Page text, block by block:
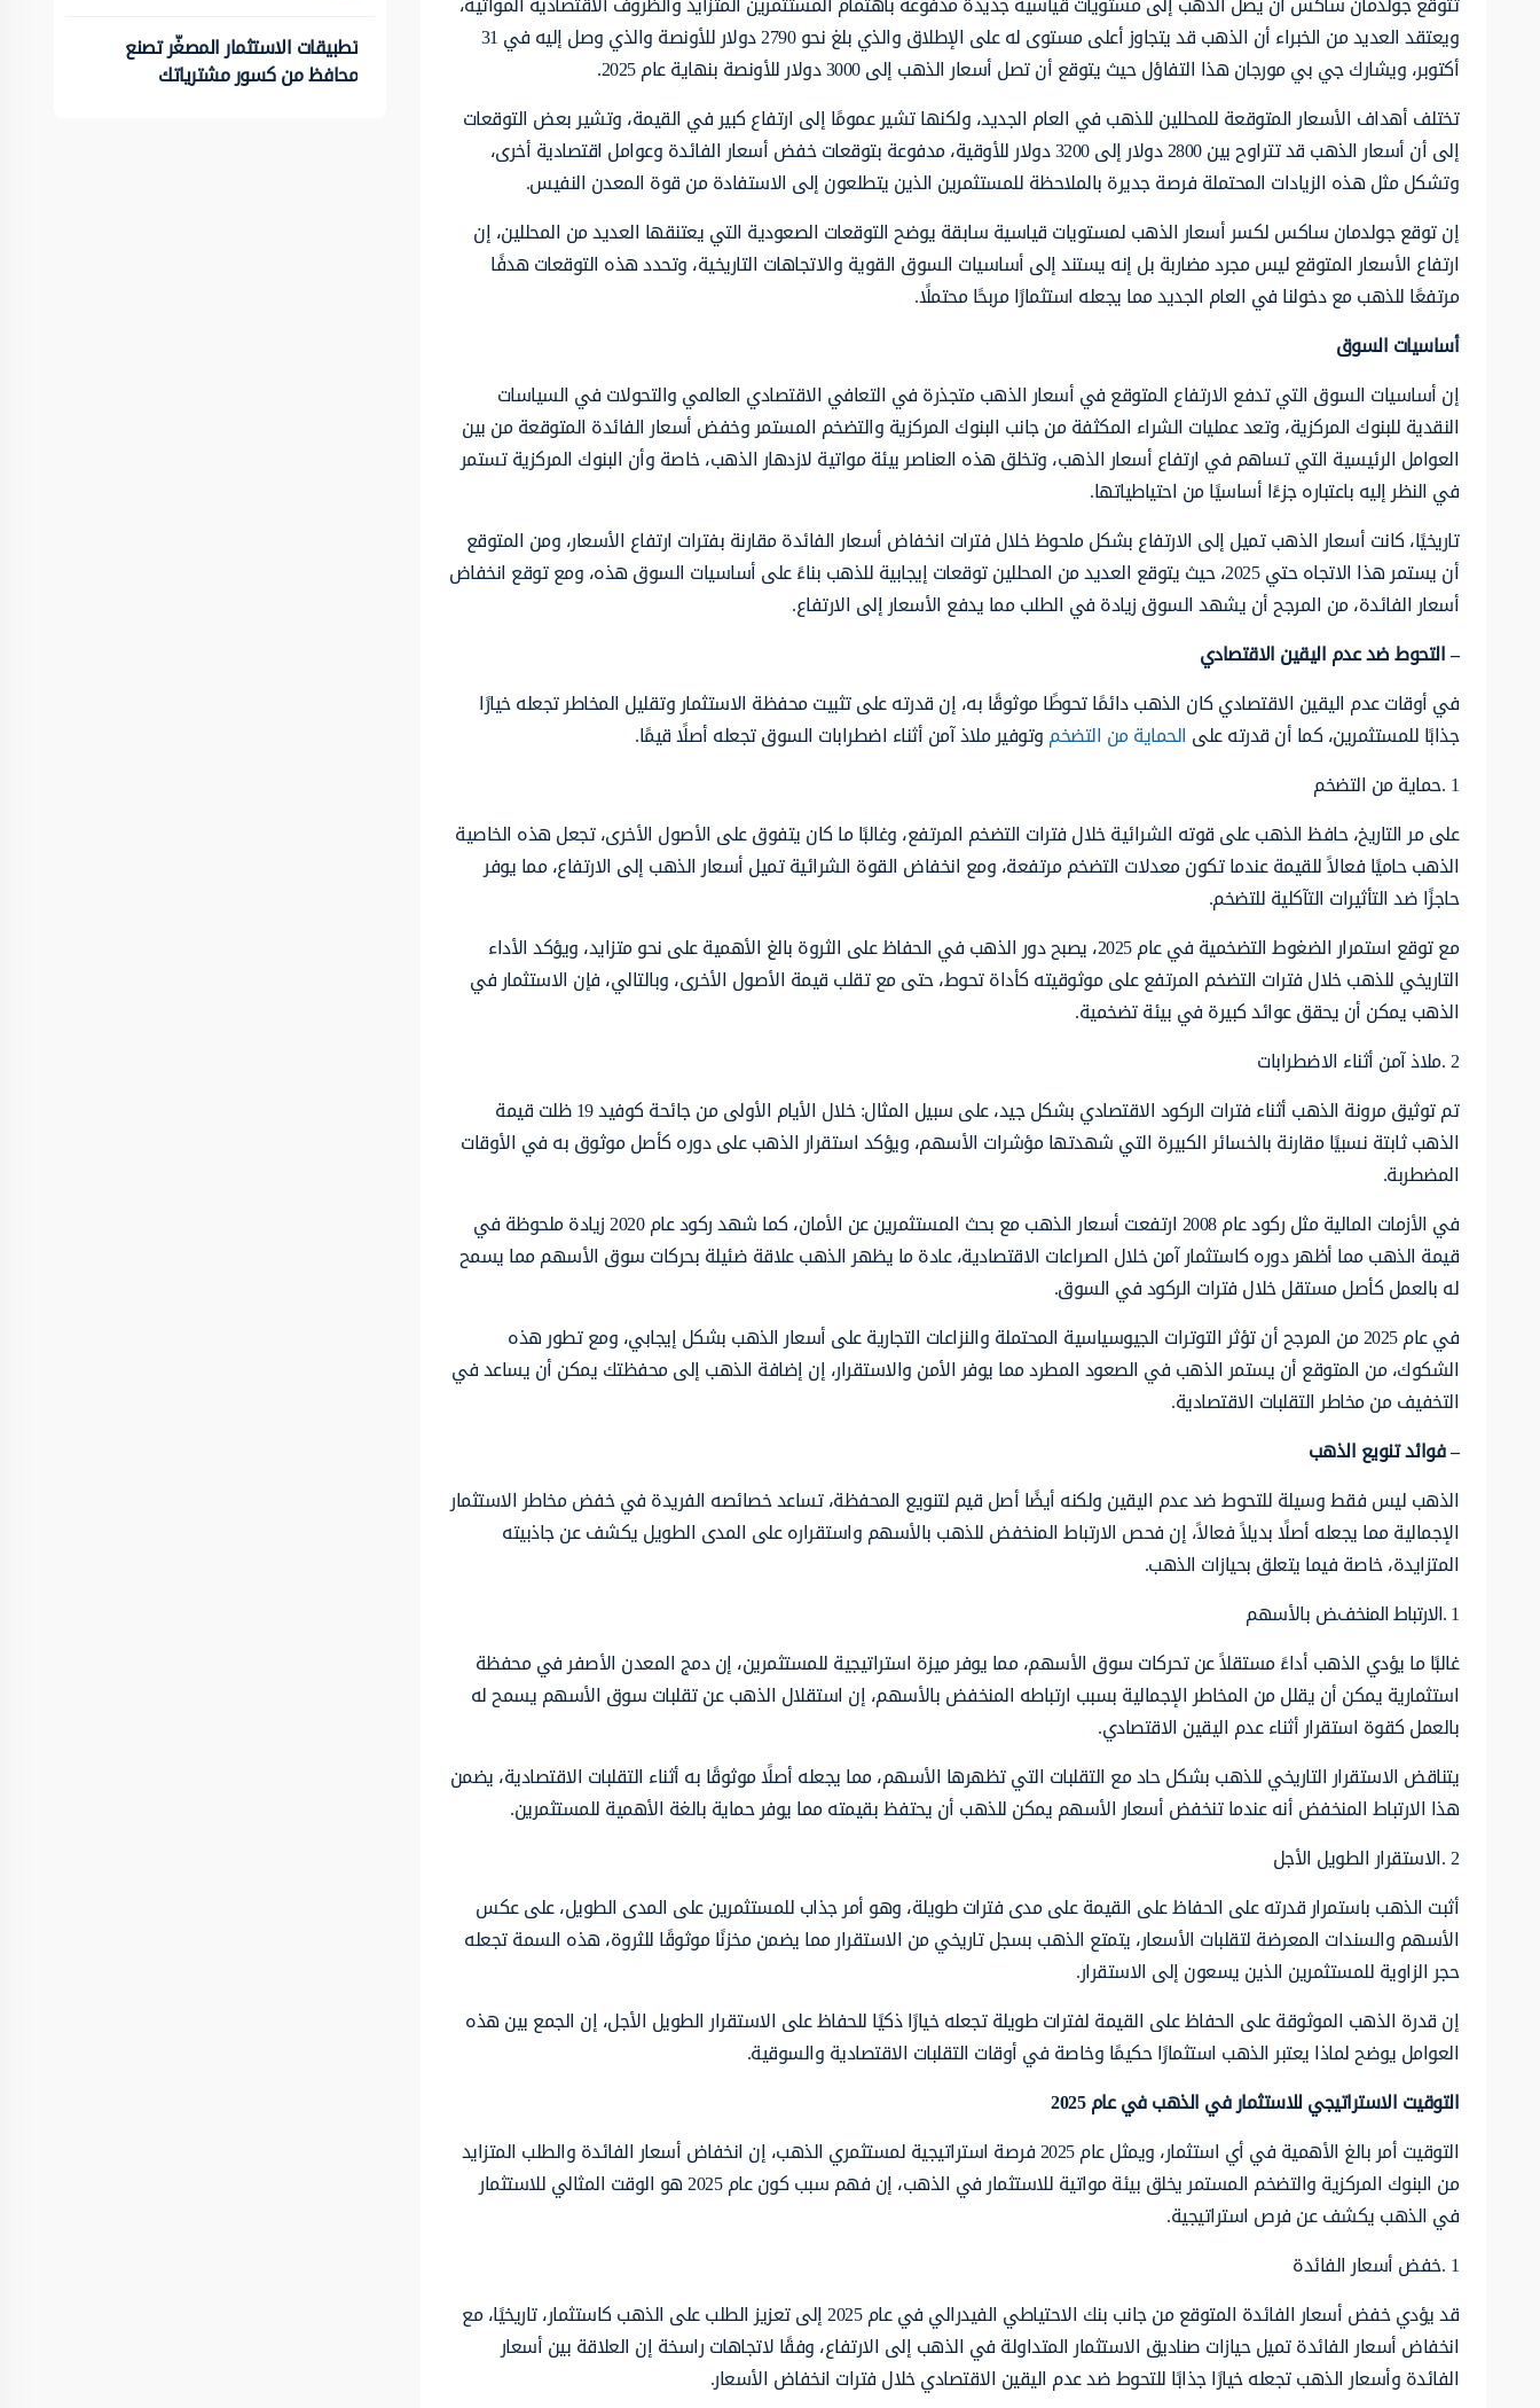
ويعتقد العديد من الخبراء أن الذهب قد يتجاوز أعلى مستوى له على الإطلاق والذي بلغ نحو 2790 دولار للأونصة والذي وصل إليه في 31
أكتوبر، ويشارك جي بي مورجان هذا التفاؤل حيث يتوقع أن تصل أسعار الذهب إلى 3000 دولار للأونصة بنهاية عام 2025.
تختلف أهداف الأسعار المتوقعة للمحللين للذهب في العام الجديد، ولكنها تشير عمومًا إلى ارتفاع كبير في القيمة، وتشير بعض التوقعات
إلى أن أسعار الذهب قد تتراوح بين 2800 دولار إلى 3200 دولار للأوقية، مدفوعة بتوقعات خفض أسعار الفائدة وعوامل اقتصادية أخرى،
وتشكل مثل هذه الزيادات المحتملة فرصة جديرة بالملاحظة للمستثمرين الذين يتطلعون إلى الاستفادة من قوة المعدن النفيس.
إن توقع جولدمان ساكس لكسر أسعار الذهب لمستويات قياسية سابقة يوضح التوقعات الصعودية التي يعتنقها العديد من المحللين، إن
ارتفاع الأسعار المتوقع ليس مجرد مضاربة بل إنه يستند إلى أساسيات السوق القوية والاتجاهات التاريخية، وتحدد هذه التوقعات هدفًا
مرتفعًا للذهب مع دخولنا في العام الجديد مما يجعله استثمارًا مربحًا محتملًا.
أساسيات السوق
إن أساسيات السوق التي تدفع الارتفاع المتوقع في أسعار الذهب متجذرة في التعافي الاقتصادي العالمي والتحولات في السياسات
النقدية للبنوك المركزية، وتعد عمليات الشراء المكثفة من جانب البنوك المركزية والتضخم المستمر وخفض أسعار الفائدة المتوقعة من بين
العوامل الرئيسية التي تساهم في ارتفاع أسعار الذهب، وتخلق هذه العناصر بيئة مواتية لازدهار الذهب، خاصة وأن البنوك المركزية تستمر
في النظر إليه باعتباره جزءًا أساسيًا من احتياطياتها.
تاريخيًا، كانت أسعار الذهب تميل إلى الارتفاع بشكل ملحوظ خلال فترات انخفاض أسعار الفائدة مقارنة بفترات ارتفاع الأسعار، ومن المتوقع
أن يستمر هذا الاتجاه حتي 2025، حيث يتوقع العديد من المحللين توقعات إيجابية للذهب بناءً على أساسيات السوق هذه، ومع توقع انخفاض
أسعار الفائدة، من المرجح أن يشهد السوق زيادة في الطلب مما يدفع الأسعار إلى الارتفاع.
– التحوط ضد عدم اليقين الاقتصادي
في أوقات عدم اليقين الاقتصادي كان الذهب دائمًا تحوطًا موثوقًا به، إن قدرته على تثبيت محفظة الاستثمار وتقليل المخاطر تجعله خيارًا
جذابًا للمستثمرين، كما أن قدرته على الحماية من التضخموتوفير ملاذ آمن أثناء اضطرابات السوق تجعله أصلًا قيمًا.
1 .حماية من التضخم
على مر التاريخ، حافظ الذهب على قوته الشرائية خلال فترات التضخم المرتفع، وغالبًا ما كان يتفوق على الأصول الأخرى، تجعل هذه الخاصية
الذهب حاميًا فعالاً للقيمة عندما تكون معدلات التضخم مرتفعة، ومع انخفاض القوة الشرائية تميل أسعار الذهب إلى الارتفاع، مما يوفر
حاجزًا ضد التأثيرات التآكلية للتضخم.
مع توقع استمرار الضغوط التضخمية في عام 2025، يصبح دور الذهب في الحفاظ على الثروة بالغ الأهمية على نحو متزايد، ويؤكد الأداء
التاريخي للذهب خلال فترات التضخم المرتفع على موثوقيته كأداة تحوط، حتى مع تقلب قيمة الأصول الأخرى، وبالتالي، فإن الاستثمار في
الذهب يمكن أن يحقق عوائد كبيرة في بيئة تضخمية.
2 .ملاذ آمن أثناء الاضطرابات
تم توثيق مرونة الذهب أثناء فترات الركود الاقتصادي بشكل جيد، على سبيل المثال: خلال الأيام الأولى من جائحة كوفيد 19 ظلت قيمة
الذهب ثابتة نسبيًا مقارنة بالخسائر الكبيرة التي شهدتها مؤشرات الأسهم، ويؤكد استقرار الذهب على دوره كأصل موثوق به في الأوقات
المضطربة.
في الأزمات المالية مثل ركود عام 2008 ارتفعت أسعار الذهب مع بحث المستثمرين عن الأمان، كما شهد ركود عام 2020 زيادة ملحوظة في
قيمة الذهب مما أظهر دوره كاستثمار آمن خلال الصراعات الاقتصادية، عادة ما يظهر الذهب علاقة ضئيلة بحركات سوق الأسهم مما يسمح
له بالعمل كأصل مستقل خلال فترات الركود في السوق.
في عام 2025 من المرجح أن تؤثر التوترات الجيوسياسية المحتملة والنزاعات التجارية على أسعار الذهب بشكل إيجابي، ومع تطور هذه
الشكوك، من المتوقع أن يستمر الذهب في الصعود المطرد مما يوفر الأمن والاستقرار، إن إضافة الذهب إلى محفظتك يمكن أن يساعد في
التخفيف من مخاطر التقلبات الاقتصادية.
– فوائد تنويع الذهب
الذهب ليس فقط وسيلة للتحوط ضد عدم اليقين ولكنه أيضًا أصل قيم لتنويع المحفظة، تساعد خصائصه الفريدة في خفض مخاطر الاستثمار
الإجمالية مما يجعله أصلًا بديلاً فعالاً، إن فحص الارتباط المنخفض للذهب بالأسهم واستقراره على المدى الطويل يكشف عن جاذبيته
المتزايدة، خاصة فيما يتعلق بحيازات الذهب.
1 .الارتباط المنخفض بالأسهم
غالبًا ما يؤدي الذهب أداءً مستقلاً عن تحركات سوق الأسهم، مما يوفر ميزة استراتيجية للمستثمرين، إن دمج المعدن الأصفر في محفظة
استثمارية يمكن أن يقلل من المخاطر الإجمالية بسبب ارتباطه المنخفض بالأسهم، إن استقلال الذهب عن تقلبات سوق الأسهم يسمح له
بالعمل كقوة استقرار أثناء عدم اليقين الاقتصادي.
يتناقض الاستقرار التاريخي للذهب بشكل حاد مع التقلبات التي تظهرها الأسهم، مما يجعله أصلًا موثوقًا به أثناء التقلبات الاقتصادية، يضمن
هذا الارتباط المنخفض أنه عندما تنخفض أسعار الأسهم يمكن للذهب أن يحتفظ بقيمته مما يوفر حماية بالغة الأهمية للمستثمرين.
2 .الاستقرار الطويل الأجل
أثبت الذهب باستمرار قدرته على الحفاظ على القيمة على مدى فترات طويلة، وهو أمر جذاب للمستثمرين على المدى الطويل، على عكس
الأسهم والسندات المعرضة لتقلبات الأسعار، يتمتع الذهب بسجل تاريخي من الاستقرار مما يضمن مخزنًا موثوقًا للثروة، هذه السمة تجعله
حجر الزاوية للمستثمرين الذين يسعون إلى الاستقرار.
إن قدرة الذهب الموثوقة على الحفاظ على القيمة لفترات طويلة تجعله خيارًا ذكيًا للحفاظ على الاستقرار الطويل الأجل، إن الجمع بين هذه
العوامل يوضح لماذا يعتبر الذهب استثمارًا حكيمًا وخاصة في أوقات التقلبات الاقتصادية والسوقية.
التوقيت الاستراتيجي للاستثمار في الذهب في عام2025
التوقيت أمر بالغ الأهمية في أي استثمار، ويمثل عام 2025 فرصة استراتيجية لمستثمري الذهب، إن انخفاض أسعار الفائدة والطلب المتزايد
من البنوك المركزية والتضخم المستمر يخلق بيئة مواتية للاستثمار في الذهب، إن فهم سبب كون عام 2025 هو الوقت المثالي للاستثمار
في الذهب يكشف عن فرص استراتيجية.
1 .خفض أسعار الفائدة
قد يؤدي خفض أسعار الفائدة المتوقع من جانب بنك الاحتياطي الفيدرالي في عام 2025 إلى تعزيز الطلب على الذهب كاستثمار، تاريخيًا، مع
انخفاض أسعار الفائدة تميل حيازات صناديق الاستثمار المتداولة في الذهب إلى الارتفاع، وفقًا لاتجاهات راسخة إن العلاقة بين أسعار
الفائدة وأسعار الذهب تجعله خيارًا جذابًا للتحوط ضد عدم اليقين الاقتصادي خلال فترات انخفاض الأسعار.
تطبيقات الاستثمار المصغّر تصنع
محافظ من كسور مشترياتك